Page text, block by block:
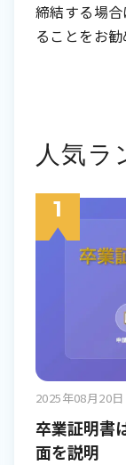
締結する場
ることをお勧
人気ラ
2025年08月20日
卒業証明書
面を説明